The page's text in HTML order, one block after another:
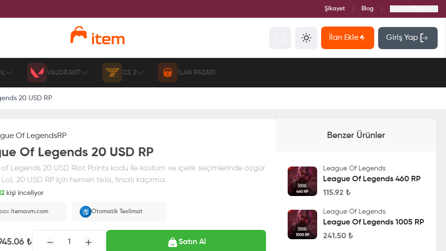
Şikayet Blog
İlan Ekle Giriş Yap
VALORANT CS 2 İLAN PAZARI
20 USD RP
Of LegendsRP
Of Legends 20 USD RP
Legends 20 USD Riot Points kodu ile kostüm ve içerik seçimlerinde özgür
20 USD RP için hemen tıkla, fırsatı kaçırma.
kişi inceliyor
olarak yüklenir.
itemavm.com Otomatik Teslimat
₺ 1 Satın Al
Benzer Ürünler
League Of Legends
League Of Legends 460 RP
115.92 ₺
League Of Legends
League Of Legends 1005 RP
241.50 ₺